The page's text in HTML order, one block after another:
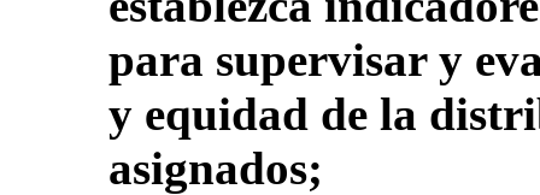
para supervisar y
y equidad de la
asignados;